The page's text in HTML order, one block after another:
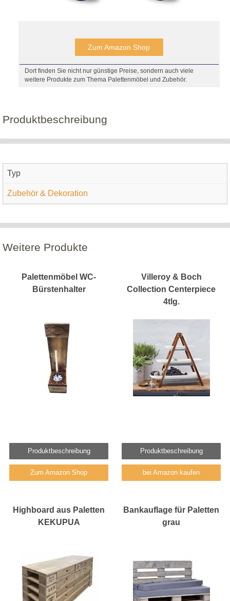
Zum Amazon Shop
Dort finden Sie nicht nur günstige Preise, sondern auch viele
weitere Produkte zum Thema Palettenmöbel und Zubehör.
Produktbeschreibung
Typ
Zubehör & Dekoration
Weitere Produkte
Palettenmöbel WC-
Bürstenhalter
Produktbeschreibung
Zum Amazon Shop
Villeroy & Boch
Collection Centerpiece
4tlg.
Produktbeschreibung
bei Amazon kaufen
Highboard aus Paletten
KEKUPUA
Bankauflage für Paletten
grau